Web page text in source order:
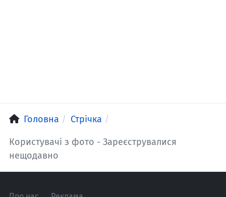
Головна Стрічка
Користувачі з фото - Зареєструвалися
нещодавно